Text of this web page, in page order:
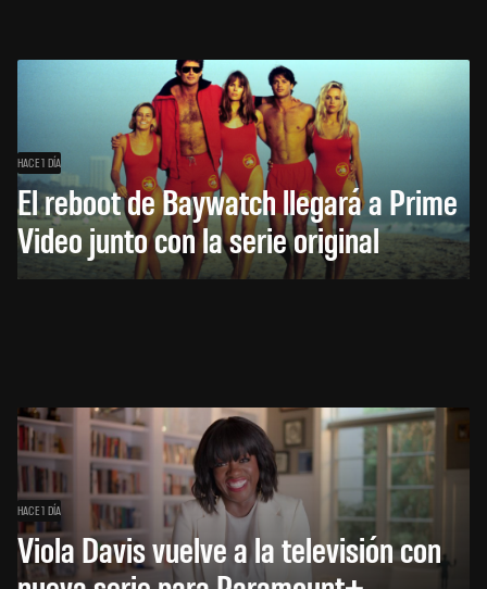
HACE 1 DÍA
El reboot de Baywatch llegará a Prime
Video junto con la serie original
HACE 1 DÍA
Viola Davis vuelve a la televisión con